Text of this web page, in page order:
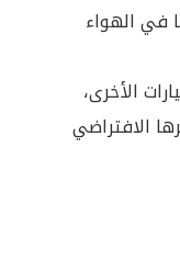
في الهواء
الأخرى،
الافتراضي